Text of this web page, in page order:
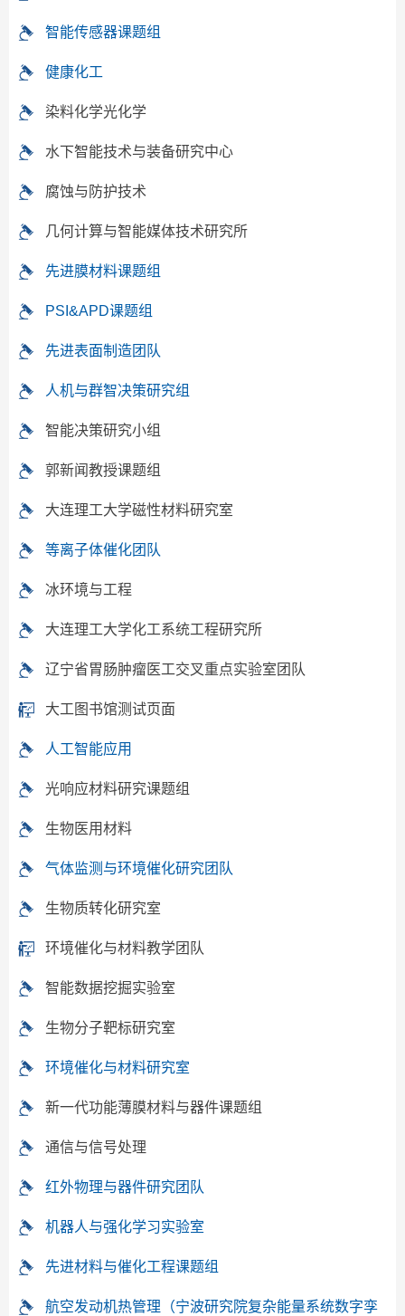
智能传感器课题组
健康化工
染料化学光化学
水下智能技术与装备研究中心
腐蚀与防护技术
几何计算与智能媒体技术研究所
先进膜材料课题组
PSI&APD课题组
先进表面制造团队
人机与群智决策研究组
智能决策研究小组
郭新闻教授课题组
大连理工大学磁性材料研究室
等离子体催化团队
冰环境与工程
大连理工大学化工系统工程研究所
辽宁省胃肠肿瘤医工交叉重点实验室团队
大工图书馆测试页面
人工智能应用
光响应材料研究课题组
生物医用材料
气体监测与环境催化研究团队
生物质转化研究室
环境催化与材料教学团队
智能数据挖掘实验室
生物分子靶标研究室
环境催化与材料研究室
新一代功能薄膜材料与器件课题组
通信与信号处理
红外物理与器件研究团队
机器人与强化学习实验室
先进材料与催化工程课题组
航空发动机热管理（宁波研究院复杂能量系统数字孪